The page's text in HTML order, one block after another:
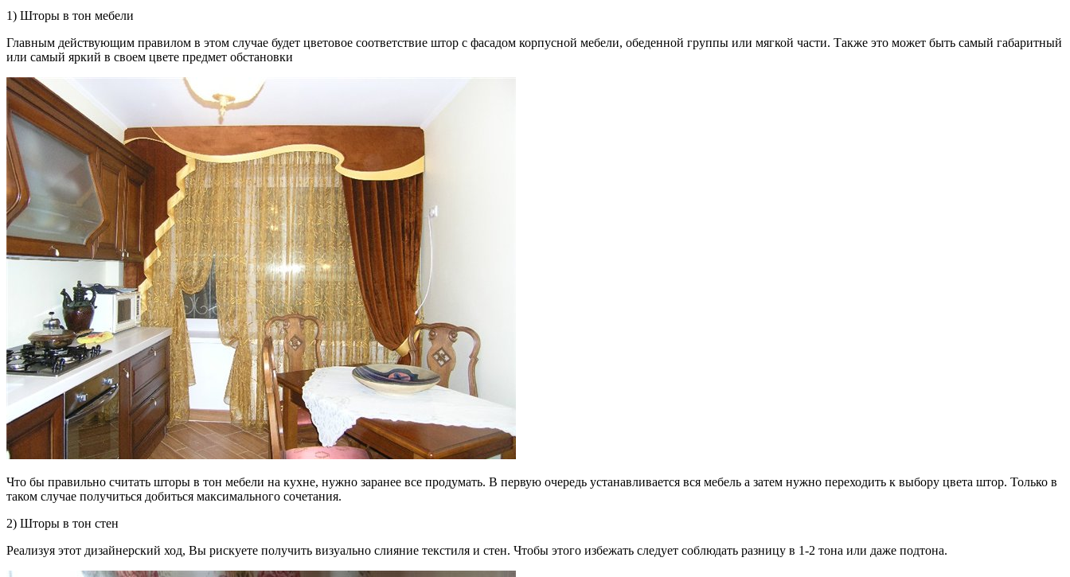
1) Шторы в тон мебели
Главным действующим правилом в этом случае будет цветовое соответствие штор с фасадом корпусной мебели, обеденной группы или мягкой части. Также это может быть самый габаритный
или самый яркий в своем цвете предмет обстановки
Что бы правильно считать шторы в тон мебели на кухне, нужно заранее все продумать. В первую очередь устанавливается вся мебель а затем нужно переходить к выбору цвета штор. Только в
таком случае получиться добиться максимального сочетания.
2) Шторы в тон стен
Реализуя этот дизайнерский ход, Вы рискуете получить визуально слияние текстиля и стен. Чтобы этого избежать следует соблюдать разницу в 1-2 тона или даже подтона.